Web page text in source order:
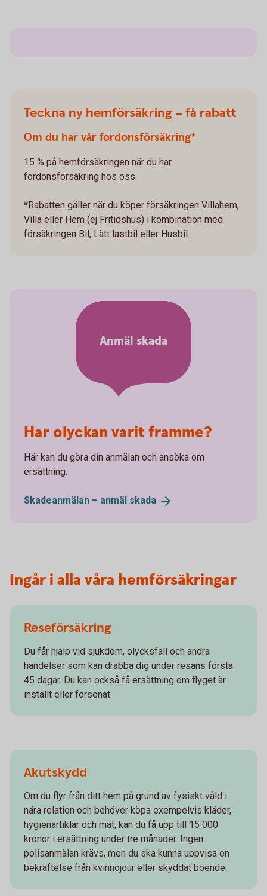
Teckna ny hemförsäkring – få rabatt
Om du har vår fordonsförsäkring*
15 % på hemförsäkringen när du har
fordonsförsäkring hos oss.
*Rabatten gäller när du köper försäkringen Villahem,
Villa eller Hem (ej Fritidshus) i kombination med
försäkringen Bil, Lätt lastbil eller Husbil.
Anmäl skada
Har olyckan varit framme?
Här kan du göra din anmälan och ansöka om
ersättning.
Skadeanmälan – anmäl skada
Ingår i alla våra hemförsäkringar
Reseförsäkring
Du får hjälp vid sjukdom, olycksfall och andra
händelser som kan drabba dig under resans första
45 dagar. Du kan också få ersättning om flyget är
inställt eller försenat.
Akutskydd
Om du flyr från ditt hem på grund av fysiskt våld i
nära relation och behöver köpa exempelvis kläder,
hygienartiklar och mat, kan du få upp till 15 000
kronor i ersättning under tre månader. Ingen
polisanmälan krävs, men du ska kunna uppvisa en
bekräftelse från kvinnojour eller skyddat boende.